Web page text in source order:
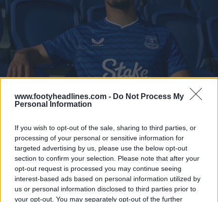
www.footyheadlines.com - Do Not Process My
Personal Information
If you wish to opt-out of the sale, sharing to third parties, or
processing of your personal or sensitive information for
targeted advertising by us, please use the below opt-out
section to confirm your selection. Please note that after your
opt-out request is processed you may continue seeing
interest-based ads based on personal information utilized by
us or personal information disclosed to third parties prior to
your opt-out. You may separately opt-out of the further